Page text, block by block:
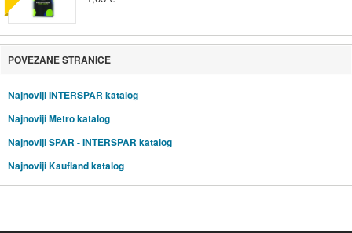
POVEZANE STRANICE
Najnoviji INTERSPAR katalog
Najnoviji Metro katalog
Najnoviji SPAR - INTERSPAR katalog
Najnoviji Kaufland katalog